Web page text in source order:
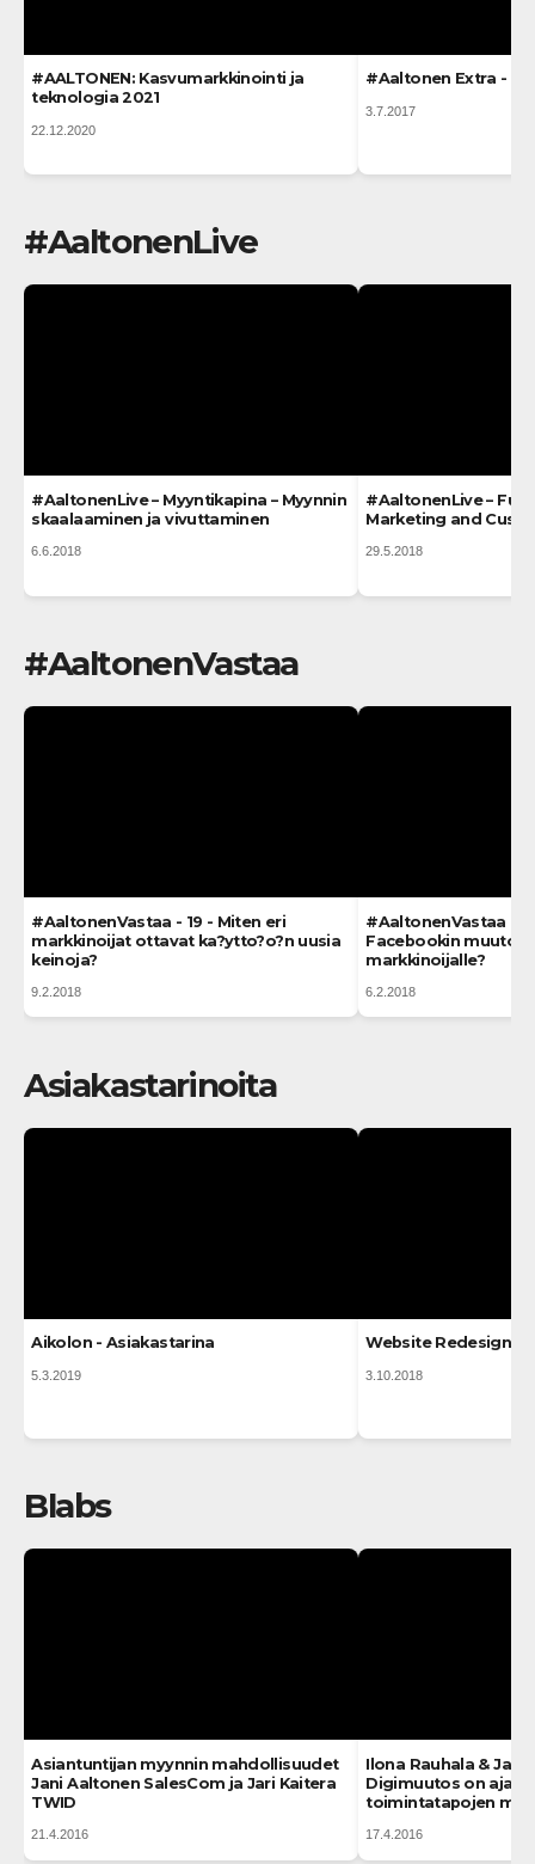
#AALTONEN: Kasvumarkkinointi ja
teknologia 2021
22.12.2020
#Aaltonen Extra -
3.7.2017
#AaltonenLive
#AaltonenLive – Myyntikapina – Myynnin
skaalaaminen ja vivuttaminen
6.6.2018
#AaltonenLive –
Marketing and
29.5.2018
#AaltonenVastaa
#AaltonenVastaa - 19 - Miten eri
markkinoijat ottavat ka?ytto?o?n uusia
keinoja?
9.2.2018
#AaltonenVastaa -
Facebookin muutos
markkinoijalle?
6.2.2018
Asiakastarinoita
Aikolon - Asiakastarina
5.3.2019
Website Redesign –
3.10.2018
Blabs
Asiantuntijan myynnin mahdollisuudet
Jani Aaltonen SalesCom ja Jari Kaitera
TWID
21.4.2016
Ilona Rauhala & Jani
Digimuutos on
toimintatapojen
17.4.2016